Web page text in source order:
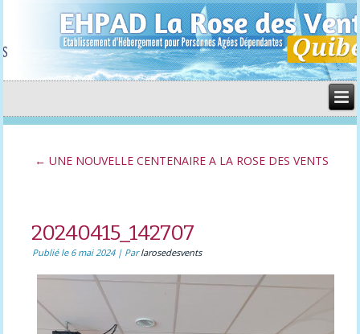
← UNE NOUVELLE CENTENAIRE A LA ROSE DES VENTS
20240415_142707
Publié le 6 mai 2024| Par larosedesvents